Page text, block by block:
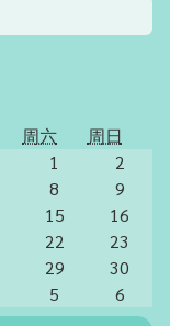
周六
周日
1
2
8
9
15
16
22
23
29
30
5 6